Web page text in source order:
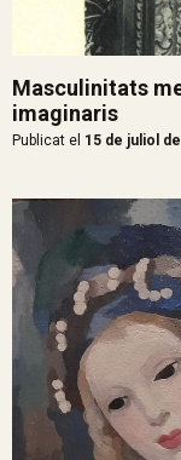
Masculinitats
imaginaris
Publicat el 15 de juliol